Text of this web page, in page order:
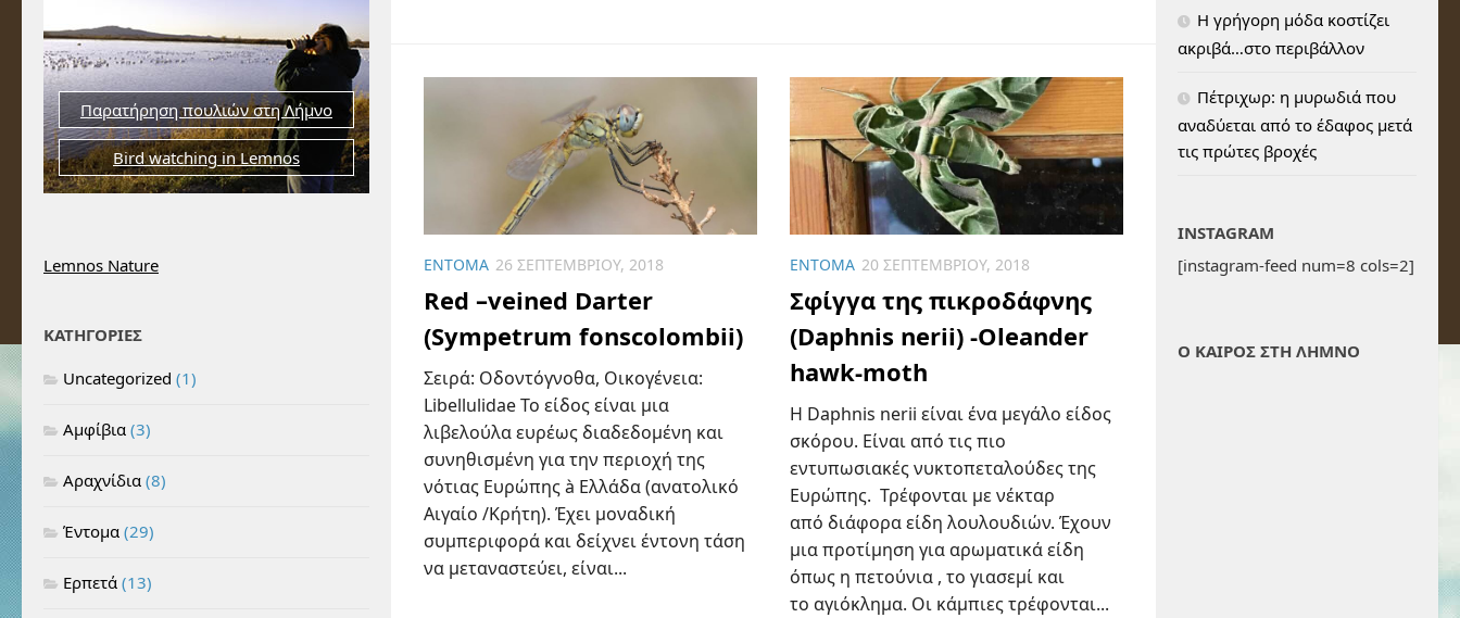
ΈΝΤΟΜΑ 26 ΣΕΠΤΕΜΒΡΊΟΥ, 2018
Red –veined Darter
(Sympetrum fonscolombii)
Σειρά: Οδοντόγνοθα, Οικογένεια:
Libellulidae Το είδος είναι μια
λιβελούλα ευρέως διαδεδομένη και
συνηθισμένη για την περιοχή της
νότιας Ευρώπης à Ελλάδα (ανατολικό
Αιγαίο /Κρήτη). Έχει μοναδική
συμπεριφορά και δείχνει έντονη τάση
να μεταναστεύει, είναι...
ΈΝΤΟΜΑ 20 ΣΕΠΤΕΜΒΡΊΟΥ, 2018
Σφίγγα της πικροδάφνης
(Daphnis nerii) -Oleander
hawk-moth
Η Daphnis nerii είναι ένα μεγάλο είδος
σκόρου. Είναι από τις πιο
εντυπωσιακές νυκτοπεταλούδες της
Ευρώπης. Τρέφονται με νέκταρ
από διάφορα είδη λουλουδιών. Έχουν
μια προτίμηση για αρωματικά είδη
όπως η πετούνια , το γιασεμί και
το αγιόκλημα. Οι κάμπιες τρέφονται...
Παρατήρηση πουλιών στη Λήμνο
Bird watching in Lemnos
Lemnos Nature
ΚΑΤΗΓΟΡΙΕΣ
Uncategorized (1)
Αμφίβια (3)
Αραχνίδια (8)
Έντομα (29)
Ερπετά (13)
H γρήγορη μόδα κοστίζει
ακριβά…στο περιβάλλον
Πέτριχωρ: η μυρωδιά που
αναδύεται από το έδαφος μετά
τις πρώτες βροχές
INSTAGRAM
[instagram-feed num=8 cols=2]
Ο ΚΑΙΡΟΣ ΣΤΗ ΛΗΜΝΟ